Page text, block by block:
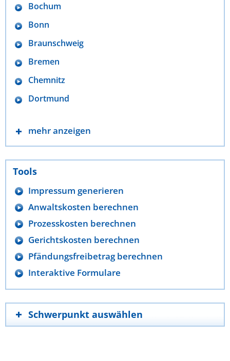
Bochum
Bonn
Braunschweig
Bremen
Chemnitz
Dortmund
mehr anzeigen
Tools
Impressum generieren
Anwaltskosten berechnen
Prozesskosten berechnen
Gerichtskosten berechnen
Pfändungsfreibetrag berechnen
Interaktive Formulare
Schwerpunkt auswählen